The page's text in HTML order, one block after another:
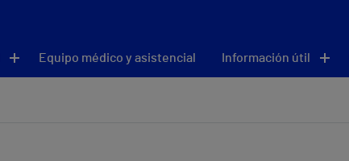
Equipo médico y asistencial Información útil